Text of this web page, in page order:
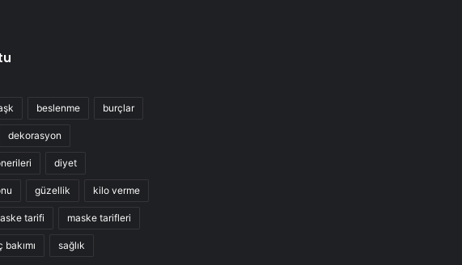
beslenme burçlar
dekorasyon
diyet
güzellik kilo verme
tarifi maske tarifleri
bakımı sağlık